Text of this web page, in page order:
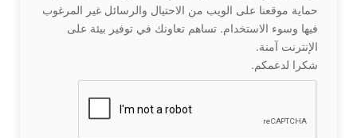
حماية موقعنا على الويب من الاحتيال والرسائل غير المرغوب
فيها وسوء الاستخدام. تساهم تعاونك في توفير بيئة على
الإنترنت آمنة.
شكرا لدعمكم.